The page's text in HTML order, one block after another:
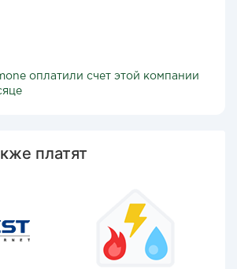
оплатили счет этой компании
платят